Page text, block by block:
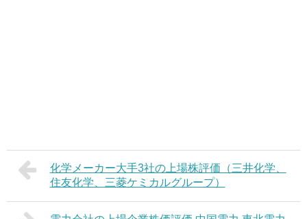
化学メーカー大手3社の上場株評価（三井化学、
住友化学、三菱ケミカルグループ）